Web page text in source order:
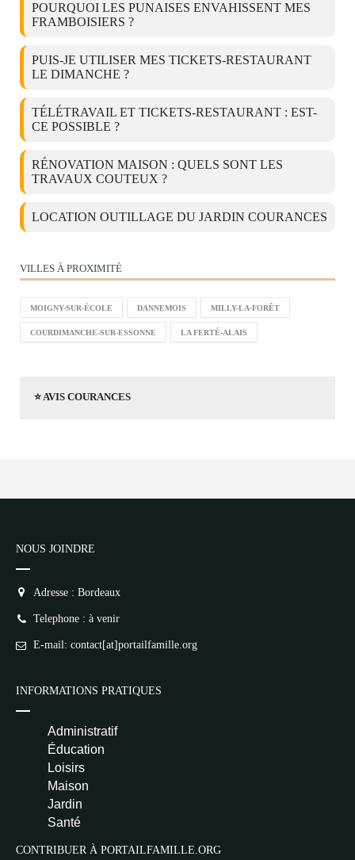
POURQUOI LES PUNAISES ENVAHISSENT MES
FRAMBOISIERS ?
PUIS-JE UTILISER MES TICKETS-RESTAURANT
LE DIMANCHE ?
TÉLÉTRAVAIL ET TICKETS-RESTAURANT : EST-
CE POSSIBLE ?
RÉNOVATION MAISON : QUELS SONT LES
TRAVAUX COUTEUX ?
LOCATION OUTILLAGE DU JARDIN COURANCES
VILLES À PROXIMITÉ
MOIGNY-SUR-ÉCOLE DANNEMOIS MILLY-LA-FORÊT
COURDIMANCHE-SUR-ESSONNE LA FERTÉ-ALAIS
⭐ AVIS COURANCES
NOUS JOINDRE
Adresse : Bordeaux
Telephone : à venir
E-mail: contact[at]portailfamille.org
INFORMATIONS PRATIQUES
Administratif
Éducation
Loisirs
Maison
Jardin
Santé
CONTRIBUER À PORTAILFAMILLE.ORG